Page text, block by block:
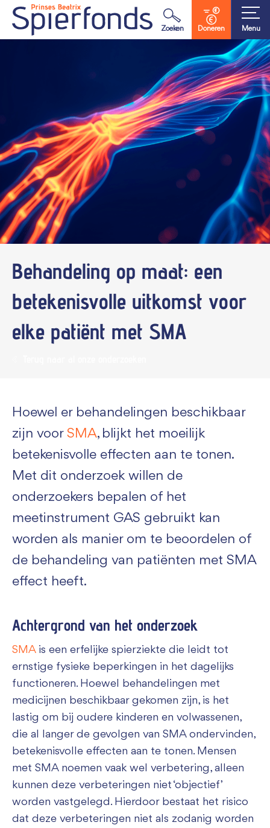
Zoeken Doneren Menu
Waar ben je naar op zoek?
Behandeling op maat: een
betekenisvolle uitkomst voor
elke patiënt met SMA
Hoewel er behandelingen beschikbaar
zijn voor SMA, blijkt het moeilijk
betekenisvolle effecten aan te tonen.
Met dit onderzoek willen de
onderzoekers bepalen of het
meetinstrument GAS gebruikt kan
worden als manier om te beoordelen of
de behandeling van patiënten met SMA
effect heeft.
Achtergrond van het onderzoek
SMAis een erfelijke spierziekte die leidt tot
ernstige fysieke beperkingen in het dagelijks
functioneren. Hoewel behandelingen met
medicijnen beschikbaar gekomen zijn, is het
lastig om bij oudere kinderen en volwassenen,
die al langer de gevolgen van SMA ondervinden,
betekenisvolle effecten aan te tonen. Mensen
met SMA noemen vaak wel verbetering, alleen
kunnen deze verbeteringen niet ‘objectief’
worden vastgelegd. Hierdoor bestaat het risico
dat deze verbeteringen niet als zodanig worden